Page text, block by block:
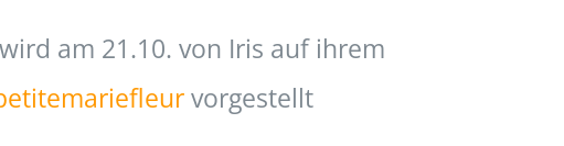
am 21.10. von Iris auf ihrem
vorgestellt